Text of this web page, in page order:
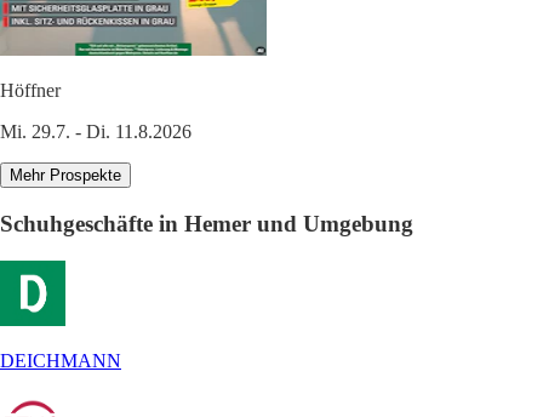
Höffner
Mi. 29.7. - Di. 11.8.2026
Mehr Prospekte
Schuhgeschäfte in Hemer und Umgebung
DEICHMANN